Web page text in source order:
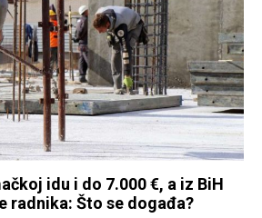
idu i do 7.000 €, a iz BiH
radnika: Što se događa?